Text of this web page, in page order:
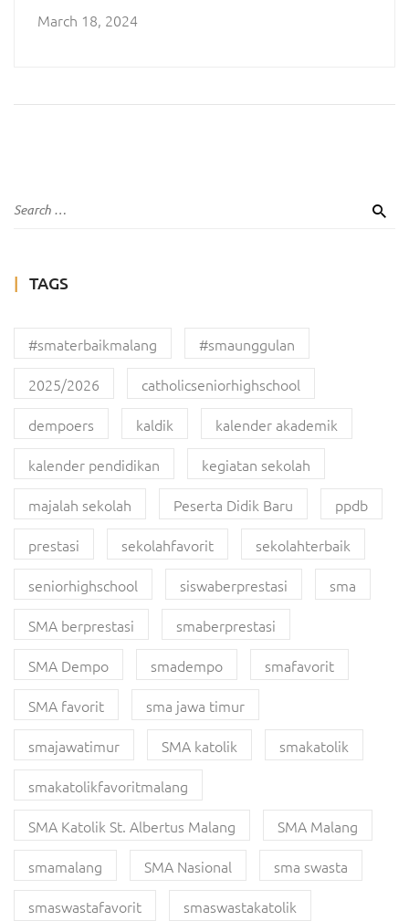
Mandiri Tahun 2024
March 18, 2024
TAGS
#smaterbaikmalang
#smaunggulan
2025/2026
catholicseniorhighschool
dempoers
kaldik
kalender akademik
kalender pendidikan
kegiatan sekolah
majalah sekolah
Peserta Didik Baru
ppdb
prestasi
sekolahfavorit
sekolahterbaik
seniorhighschool
siswaberprestasi
sma
SMA berprestasi
smaberprestasi
SMA Dempo
smadempo
smafavorit
SMA favorit
sma jawa timur
smajawatimur
SMA katolik
smakatolik
smakatolikfavoritmalang
SMA Katolik St. Albertus Malang
SMA Malang
smamalang
SMA Nasional
sma swasta
smaswastafavorit
smaswastakatolik